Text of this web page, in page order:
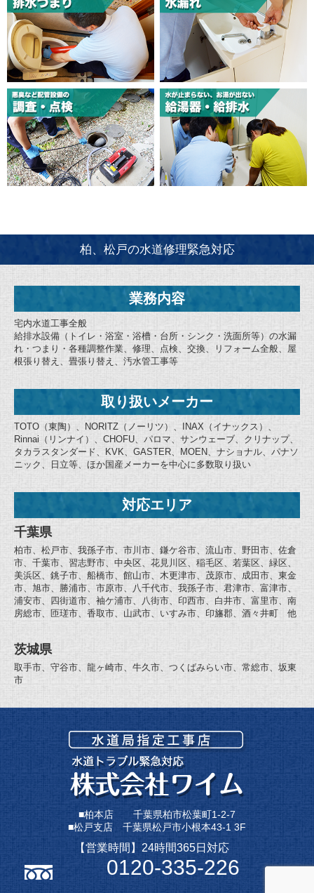
柏、松戸の水道修理緊急対応
業務内容
宅内水道工事全般
給排水設備（トイレ・浴室・浴槽・台所・シンク・洗面所等）の水漏
れ・つまり・各種調整作業、修理、点検、交換、リフォーム全般、屋
根張り替え、畳張り替え、汚水管工事等
取り扱いメーカー
TOTO（東陶）、NORITZ（ノーリツ）、INAX（イナックス）、
Rinnai（リンナイ）、CHOFU、パロマ、サンウェーブ、クリナップ、
タカラスタンダード、KVK、GASTER、MOEN、ナショナル、パナソ
ニック、日立等、ほか国産メーカーを中心に多数取り扱い
対応エリア
千葉県
柏市、松戸市、我孫子市、市川市、鎌ケ谷市、流山市、野田市、佐倉
市、千葉市、習志野市、中央区、花見川区、稲毛区、若葉区、緑区、
美浜区、銚子市、船橋市、館山市、木更津市、茂原市、成田市、東金
市、旭市、勝浦市、市原市、八千代市、我孫子市、君津市、富津市、
浦安市、四街道市、袖ケ浦市、八街市、印西市、白井市、富里市、南
房総市、匝瑳市、香取市、山武市、いすみ市、印旛郡、酒々井町 他
茨城県
取手市、守谷市、龍ヶ崎市、牛久市、つくばみらい市、常総市、坂東
市
■柏本店 千葉県柏市松葉町1-2-7
■松戸支店 千葉県松戸市小根本43-1 3F
【営業時間】24時間365日対応
0120-335-226